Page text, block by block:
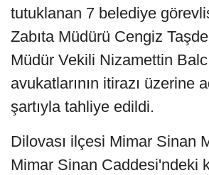
tutuklanan 7 belediye
Zabıta Müdürü Cengiz
Müdür Vekili Nizamettin
avukatlarının itirazı üzerine
şartıyla tahliye edildi.
Dilovası ilçesi Mimar Sinan
Mimar Sinan Caddesi'ndeki